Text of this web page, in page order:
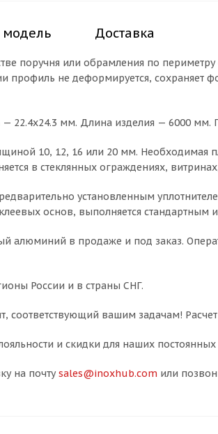
модель Доставка
поручня или обрамления по
профиль не деформируется,
22.4х24.3 мм. Длина изделия — 6000
10, 12, 16 или 20 мм. Необходимая
в стеклянных ограждениях,
установленным
основ, выполняется стандартным
алюминий в продаже и под заказ.
России и в страны СНГ.
соответствующий вашим задачам!
и скидки для наших постоянных
на почтуsales@inoxhub.com или